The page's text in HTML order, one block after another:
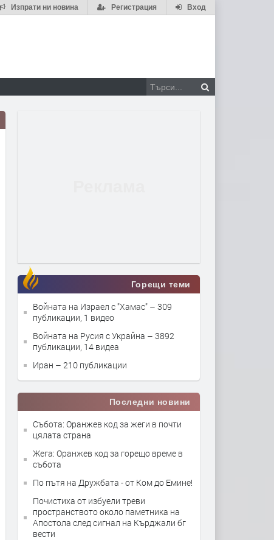
Вход
Регистрация
Изпрати ни новина
Горещи теми
Войната на Израел с "Хамас" – 309
публикации, 1 видео
Войната на Русия с Украйна – 3892
публикации, 14 видеа
Иран – 210 публикации
Последни новини
Събота: Оранжев код за жеги в почти
цялата страна
Жега: Оранжев код за горещо време в
събота
По пътя на Дружбата - от Ком до Емине!
Почистиха от избуели треви
пространството около паметника на
Апостола след сигнал на Кърджали бг
вести